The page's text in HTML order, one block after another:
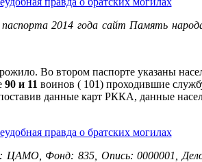
2014 года сайт Память
Во втором паспорте указаны
90 и 11 воинов ( 101) проходившие
данные карт РККА, данные
ЦАМО, Фонд: 835, Опись: 0000001,